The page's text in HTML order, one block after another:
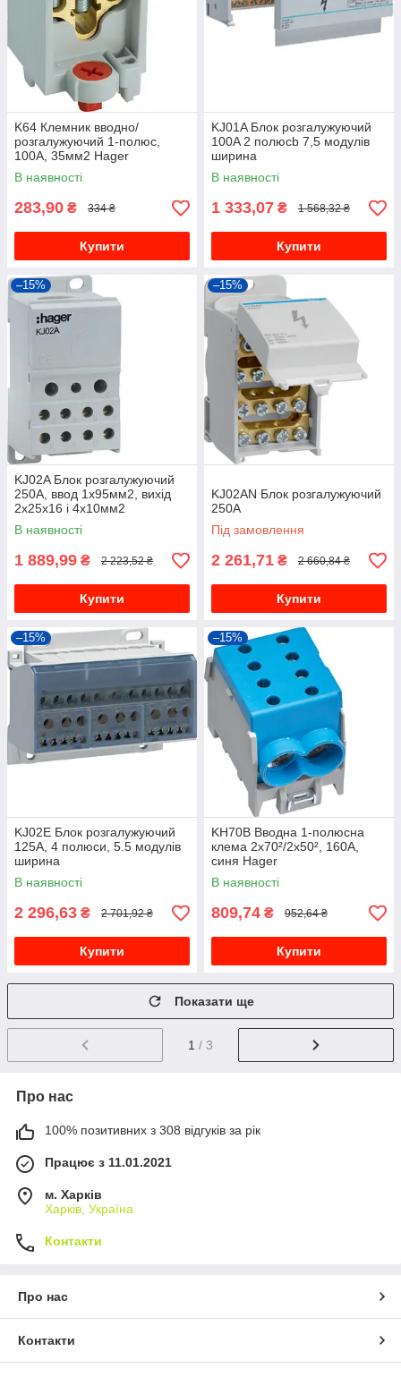
K64 Клемник вводно/
розгалужуючий 1-полюс,
100А, 35мм2 Hager
В наявності
283,90 ₴ 334 ₴
Купити
KJ01A Блок розгалужуючий
100A 2 полюсb 7,5 модулів
ширина
В наявності
1 333,07 ₴ 1 568,32 ₴
Купити
–15%
KJ02A Блок розгалужуючий
250А, ввод 1х95мм2, вихід
2х25х16 і 4х10мм2
В наявності
1 889,99 ₴ 2 223,52 ₴
Купити
–15%
KJ02AN Блок розгалужуючий
250А
Під замовлення
2 261,71 ₴ 2 660,84 ₴
Купити
–15%
KJ02E Блок розгалужуючий
125A, 4 полюси, 5.5 модулів
ширина
В наявності
2 296,63 ₴ 2 701,92 ₴
Купити
–15%
KH70B Вводна 1-полюсна
клема 2x70²/2x50², 160А,
синя Hager
В наявності
809,74 ₴ 952,64 ₴
Купити
Показати ще
1 / 3
Про нас
100% позитивних з 308 відгуків за рік
Працює з 11.01.2021
м. Харків
Харків, Україна
Контакти
Про нас
Контакти